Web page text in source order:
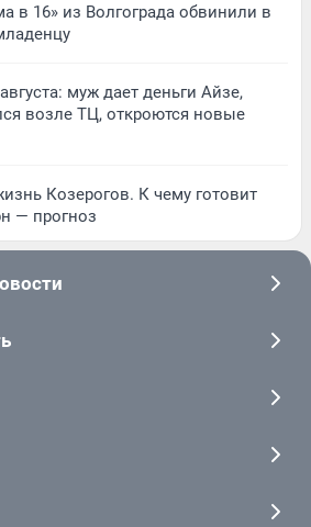
в 16» из Волгограда обвинили в
муж дает деньги Айзе,
возле ТЦ, откроются новые
Козерогов. К чему готовит
— прогноз